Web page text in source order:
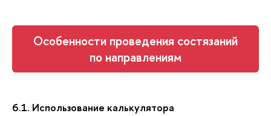
Особенности проведения состязаний
по направлениям
6.1. Использование калькулятора